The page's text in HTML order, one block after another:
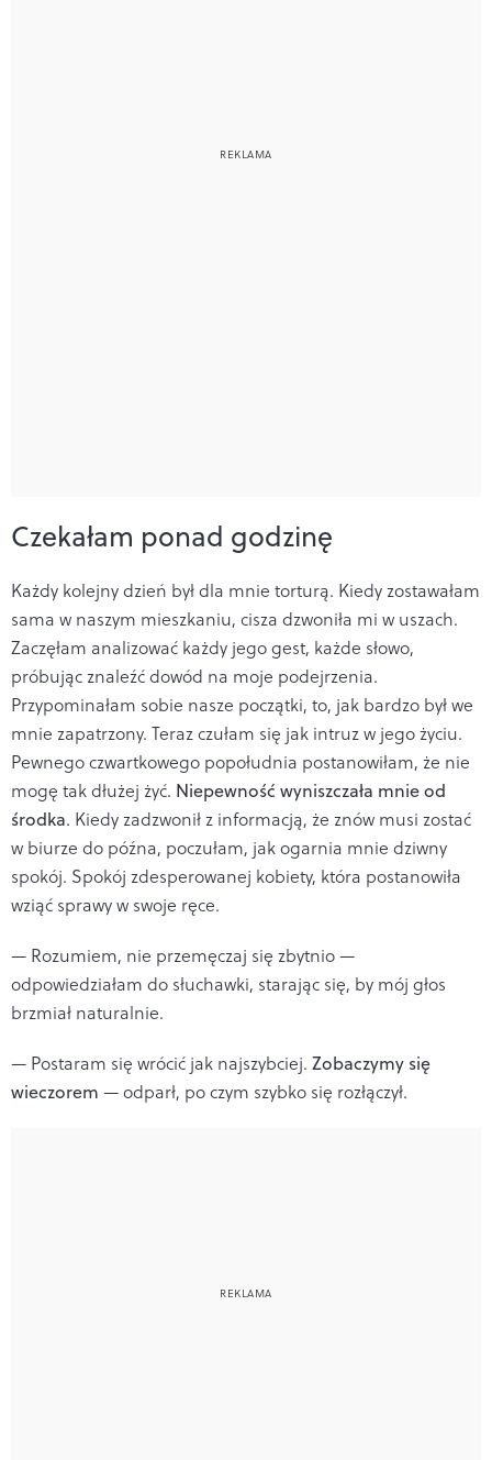
Czekałam ponad godzinę
Każdy kolejny dzień był dla mnie torturą. Kiedy zostawałam
sama w naszym mieszkaniu, cisza dzwoniła mi w uszach.
Zaczęłam analizować każdy jego gest, każde słowo,
próbując znaleźć dowód na moje podejrzenia.
Przypominałam sobie nasze początki, to, jak bardzo był we
mnie zapatrzony. Teraz czułam się jak intruz w jego życiu.
Pewnego czwartkowego popołudnia postanowiłam, że nie
mogę tak dłużej żyć. Niepewność wyniszczała mnie od
środka. Kiedy zadzwonił z informacją, że znów musi zostać
w biurze do późna, poczułam, jak ogarnia mnie dziwny
spokój. Spokój zdesperowanej kobiety, która postanowiła
wziąć sprawy w swoje ręce.
— Rozumiem, nie przemęczaj się zbytnio —
odpowiedziałam do słuchawki, starając się, by mój głos
brzmiał naturalnie.
— Postaram się wrócić jak najszybciej. Zobaczymy się
wieczorem — odparł, po czym szybko się rozłączył.